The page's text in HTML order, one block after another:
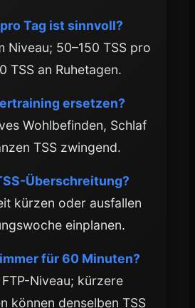
Tag ist sinnvoll?
Niveau; 50–150 TSS pro
TSS an Ruhetagen.
ersetzen?
Wohlbefinden, Schlaf
TSS zwingend.
Überschreitung?
kürzen oder ausfallen
einplanen.
für 60 Minuten?
Niveau; kürzere
können denselben TSS